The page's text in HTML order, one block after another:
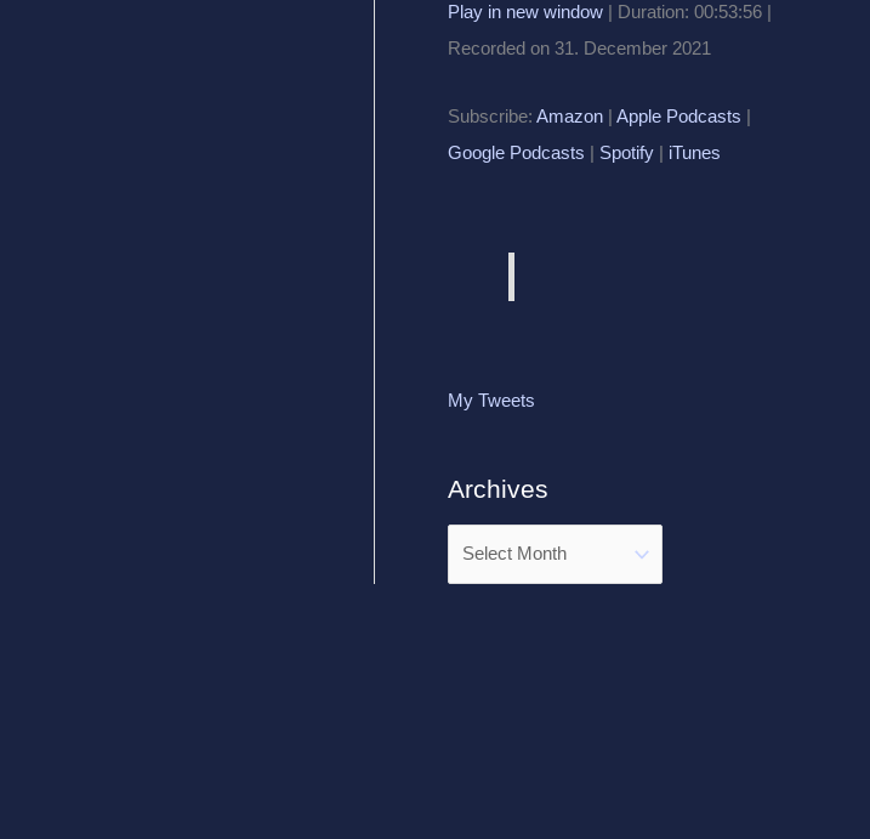
Play in new window | Duration: 00:53:56 |
Recorded on 31. December 2021
Subscribe: Amazon | Apple Podcasts |
Google Podcasts | Spotify | iTunes
My Tweets
Archives